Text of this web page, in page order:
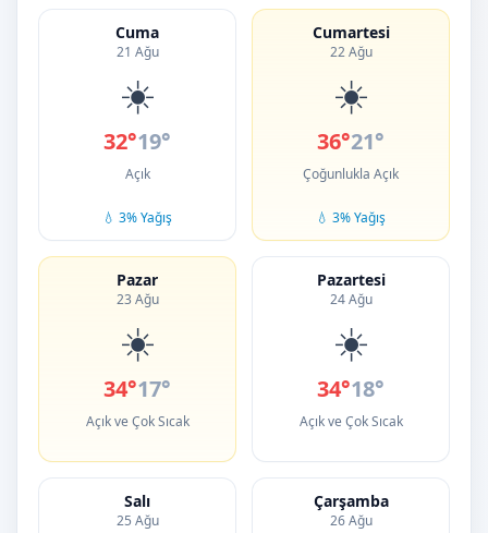
Cuma
21 Ağu
☀️
32°19°
Açık
💧 3% Yağış
Cumartesi
22 Ağu
☀️
36°21°
Çoğunlukla Açık
💧 3% Yağış
Pazar
23 Ağu
☀️
34°17°
Açık ve Çok Sıcak
Pazartesi
24 Ağu
☀️
34°18°
Açık ve Çok Sıcak
Salı
25 Ağu
Çarşamba
26 Ağu